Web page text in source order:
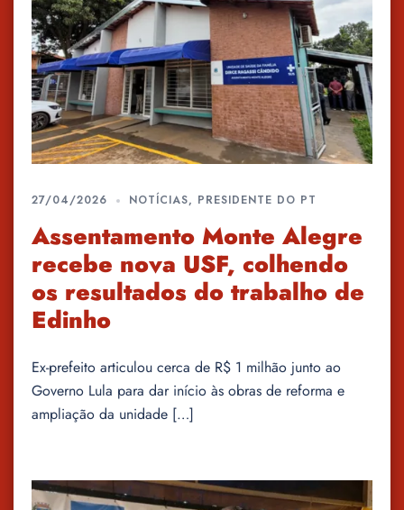
27/04/2026 NOTÍCIAS, PRESIDENTE DO PT
Assentamento Monte Alegre
recebe nova USF, colhendo
os resultados do trabalho de
Edinho
Ex-prefeito articulou cerca de R$ 1 milhão junto ao
Governo Lula para dar início às obras de reforma e
ampliação da unidade […]